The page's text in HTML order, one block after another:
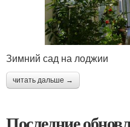
Зимний сад на лоджии
читать дальше →